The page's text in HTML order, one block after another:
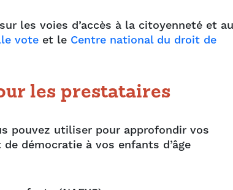
les voies d’accès à la citoyenneté et au
vote et le Centre national du droit de
les prestataires
pouvez utiliser pour approfondir vos
démocratie à vos enfants d’âge